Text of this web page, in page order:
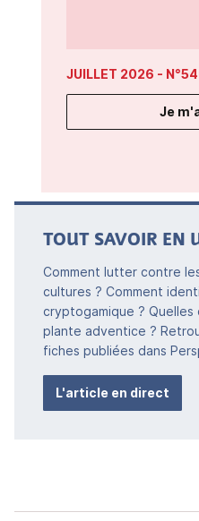
JUILLET 2026 -
Je
TOUT SAVOIR EN
Comment lutter contre
cultures ? Comment
cryptogamique ?
plante adventice ?
fiches publiées dans
L'article en direct